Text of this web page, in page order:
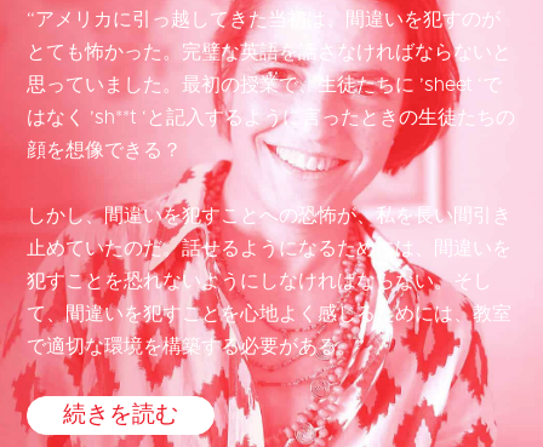
“アメリカに引っ越してきた当初は、間違いを犯すのが
とても怖かった。完璧な英語を話さなければならないと
思っていました。最初の授業で、生徒たちに ’sheet ‘で
はなく ’sh**t ‘と記入するように言ったときの生徒たちの
顔を想像できる？
しかし、間違いを犯すことへの恐怖が、私を長い間引き
止めていたのだ。話せるようになるためには、間違いを
犯すことを恐れないようにしなければならない。そし
て、間違いを犯すことを心地よく感じるためには、教室
で適切な環境を構築する必要がある。”
続きを読む